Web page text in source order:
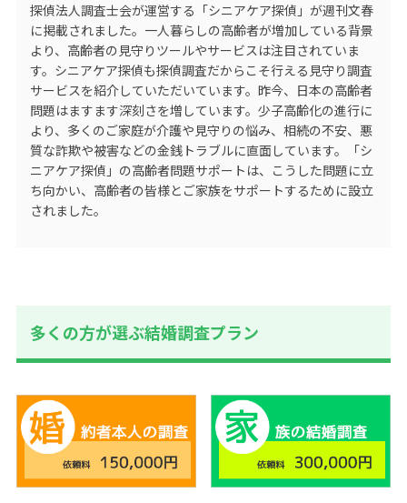
探偵法人調査士会が運営する 「シニアケア探偵」 が週刊文春
に掲載されました。一人暮らしの高齢者が増加している背景
より、高齢者の見守りツールやサービスは注目されていま
す。シニアケア探偵も探偵調査だからこそ行える見守り調査
サービスを紹介していただいています。昨今、日本の高齢者
問題はますます深刻さを増しています。少子高齢化の進行に
より、多くのご家庭が介護や見守りの悩み、相続の不安、悪
質な詐欺や被害などの金銭トラブルに直面しています。「シ
ニアケア探偵」の高齢者問題サポートは、こうした問題に立
ち向かい、高齢者の皆様とご家族をサポートするために設立
されました。
多くの方が選ぶ結婚調査プラン